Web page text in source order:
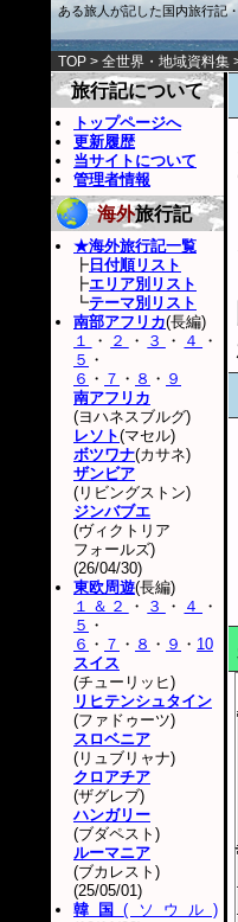
ある旅人が記した国内旅行記
TOP > 全世界・地域資料集
旅行記について
トップページへ
更新履歴
当サイトについて
管理者情報
海外旅行記
★海外旅行記一覧
┣ 日付順リスト
┣エリア別リスト
┗テーマ別リスト
南部アフリカ(長編)
１
・ ２ ・ ３ ・ ４
・
５ ・
６ ・ ７ ・ ８ ・ ９
南アフリカ
(ヨハネスブルグ)
レソト(マセル)
ボツワナ(カサネ)
ザンビア
(リビングストン)
ジンバブエ
(ヴィクトリア
フォールズ)
(26/04/30)
東欧周遊(長編)
１＆２
・ ３ ・ ４
・
５ ・
６ ・ ７ ・ ８ ・ ９ ・ 10
スイス
(チューリッヒ)
リヒテンシュタイン
(ファドゥーツ)
スロベニア
(リュブリャナ)
クロアチア
(ザグレブ)
ハンガリー
(ブダペスト)
ルーマニア
(ブカレスト)
(25/05/01)
韓国(ソウル)